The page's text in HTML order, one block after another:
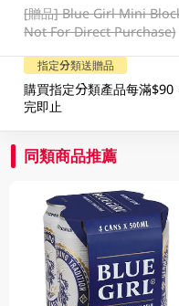
[贈品]Blue Girl Mini
Not For Direct Purchase)
指定分類送贈品
購買指定分類產品每滿
完即止
同類商品推薦